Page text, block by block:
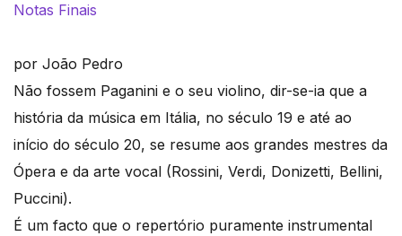
Notas Finais
por João Pedro
Não fossem Paganini e o seu violino, dir-se-ia que a
história da música em Itália, no século 19 e até ao
início do século 20, se resume aos grandes mestres da
Ópera e da arte vocal (Rossini, Verdi, Donizetti, Bellini,
Puccini).
É um facto que o repertório puramente instrumental